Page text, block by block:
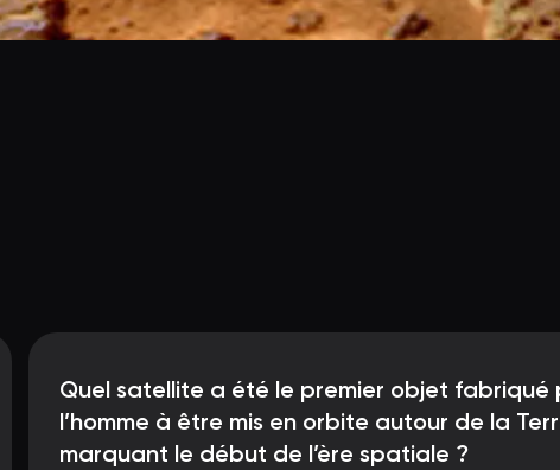
Quel satellite a été le premier objet fabriqué
l’homme à être mis en orbite autour de la
marquant le début de l’ère spatiale ?